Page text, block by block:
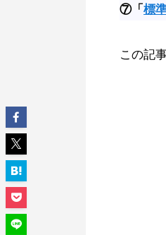
⑦「 標
この記事